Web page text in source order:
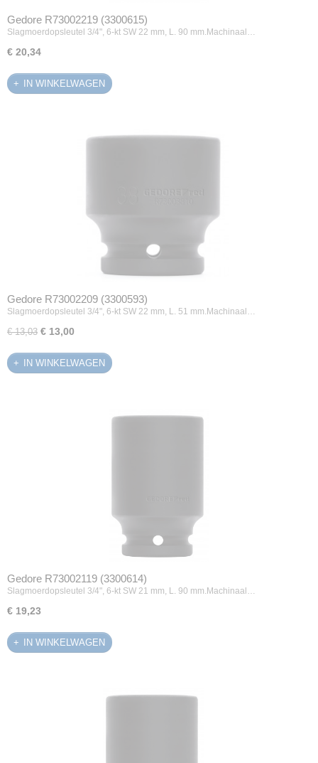
Gedore R73002219 (3300615)
Slagmoerdopsleutel 3/4", 6-kt SW 22 mm, L. 90 mm.Machinaal…
€ 20,34
IN WINKELWAGEN
Gedore R73002209 (3300593)
Slagmoerdopsleutel 3/4", 6-kt SW 22 mm, L. 51 mm.Machinaal…
€ 13,03 € 13,00
IN WINKELWAGEN
Gedore R73002119 (3300614)
Slagmoerdopsleutel 3/4", 6-kt SW 21 mm, L. 90 mm.Machinaal…
€ 19,23
IN WINKELWAGEN